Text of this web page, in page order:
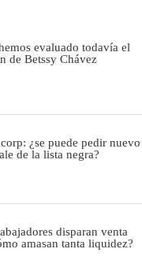
evaluado todavía el
de Betssy Chávez
¿se puede pedir nuevo
de la lista negra?
disparan venta
amasan tanta liquidez?